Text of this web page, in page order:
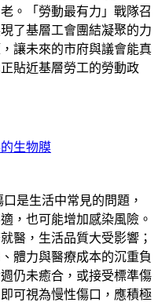
。「勞動最有力」戰隊召
了基層工會團結凝聚的力
讓未來的市府與議會能真
貼近基層勞工的勞動政
生物膜
是生活中常見的問題，
，也可能增加感染風險。
醫，生活品質大受影響；
體力與醫療成本的沉重負
仍未癒合，或接受標準傷
可視為慢性傷口，應積極